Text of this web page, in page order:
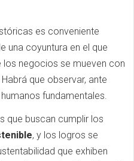
es conveniente
una coyuntura en el que
negocios se mueven con
que observar, ante
fundamentales.
que buscan cumplir los
, y los logros se
que exhiben